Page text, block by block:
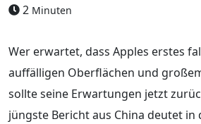
2 Minuten
Wer erwartet, dass Apples erstes
auffälligen Oberflächen und
sollte seine Erwartungen jetzt
jüngste Bericht aus China deutet in